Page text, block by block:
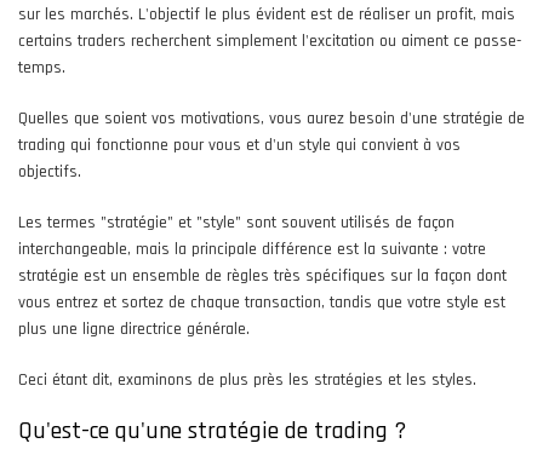
sur les marchés. L'objectif le plus évident est de réaliser un profit, mais
certains traders recherchent simplement l'excitation ou aiment ce passe-
temps.
Quelles que soient vos motivations, vous aurez besoin d'une stratégie de
trading qui fonctionne pour vous et d'un style qui convient à vos
objectifs.
Les termes "stratégie" et "style" sont souvent utilisés de façon
interchangeable, mais la principale différence est la suivante : votre
stratégie est un ensemble de règles très spécifiques sur la façon dont
vous entrez et sortez de chaque transaction, tandis que votre style est
plus une ligne directrice générale.
Ceci étant dit, examinons de plus près les stratégies et les styles.
Qu'est-ce qu'une stratégie de trading ?